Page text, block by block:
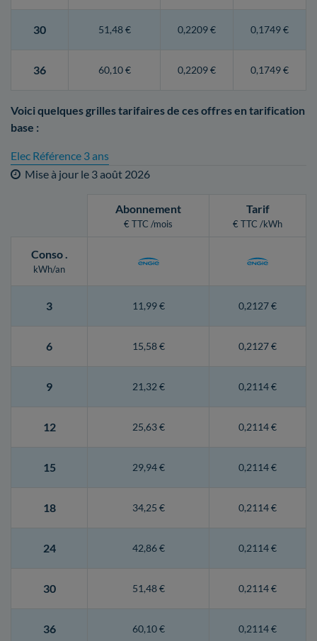
30 51,48 € 0,2209 € 0,1749 €
36 60,10 € 0,2209 € 0,1749 €
Voici quelques grilles tarifaires de ces offres en tarification
base :
Elec Référence 3 ans
Mise à jour le 3 août 2026
Abonnement
€ TTC /mois
Tarif
€ TTC /kWh
Conso.
kWh/an
3 11,99 € 0,2127 €
6 15,58 € 0,2127 €
9 21,32 € 0,2114 €
12 25,63 € 0,2114 €
15 29,94 € 0,2114 €
18 34,25 € 0,2114 €
24 42,86 € 0,2114 €
30 51,48 € 0,2114 €
36 60,10 € 0,2114 €